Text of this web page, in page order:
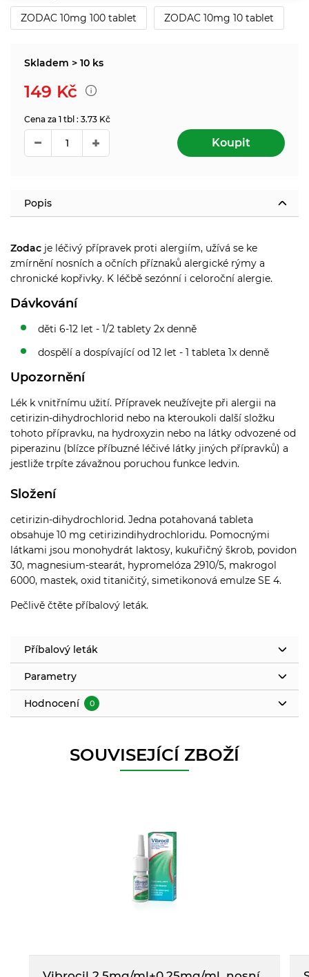
ZODAC 10mg 100 tablet ZODAC 10mg 10 tablet
Skladem > 10 ks
149 Kč
Cena za 1 tbl : 3.73 Kč
Koupit
Popis
Zodac je léčivý přípravek proti alergiím, užívá se ke
zmírnění nosních a očních příznaků alergické rýmy a
chronické kopřivky. K léčbě sezónní i celoroční alergie.
Dávkování
děti 6-12 let - 1/2 tablety 2x denně
dospělí a dospívající od 12 let - 1 tableta 1x denně
Upozornění
Lék k vnitřnímu užití. Přípravek neužívejte při alergii na
cetirizin-dihydrochlorid nebo na kteroukoli další složku
tohoto přípravku, na hydroxyzin nebo na látky odvozené od
piperazinu (blízce příbuzné léčivé látky jiných přípravků) a
jestliže trpíte závažnou poruchou funkce ledvin.
Složení
cetirizin-dihydrochlorid. Jedna potahovaná tableta
obsahuje 10 mg cetirizindihydrochloridu. Pomocnými
látkami jsou monohydrát laktosy, kukuřičný škrob, povidon
30, magnesium-stearát, hypromelóza 2910/5, makrogol
6000, mastek, oxid titaničitý, simetikonová emulze SE 4.
Pečlivě čtěte příbalový leták.
Příbalový leták
Parametry
Hodnocení 0
SOUVISEJÍCÍ ZBOŽÍ